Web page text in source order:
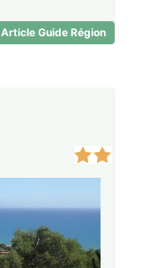
Article Guide Région